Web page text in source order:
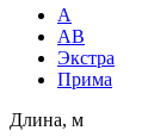
A
AB
Экстра
Прима
Длина, м